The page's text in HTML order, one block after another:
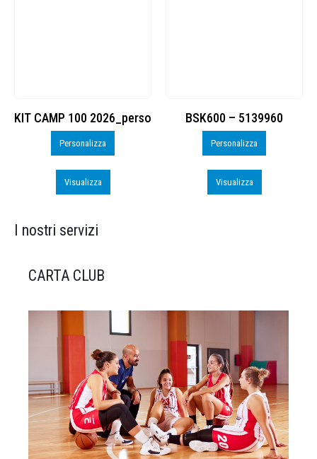
KIT CAMP 100 2026_perso
Personalizza
Visualizza
BSK600 – 5139960
Personalizza
Visualizza
I nostri servizi
CARTA CLUB